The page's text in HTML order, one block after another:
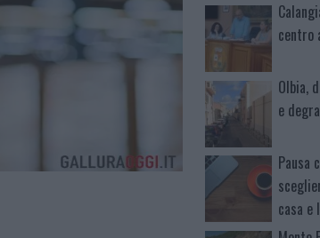
centro
Olbia,
e
Pausa
casa e